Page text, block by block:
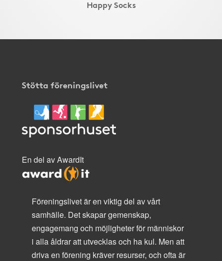
Happy Socks
Stötta föreningslivet
En del av AwardIt
Föreningslivet är en viktig del av vårt
samhälle. Det skapar gemenskap,
engagemang och möjligheter för människor
i alla åldrar att utvecklas och ha kul. Men att
driva en förening kräver resurser, och ofta är